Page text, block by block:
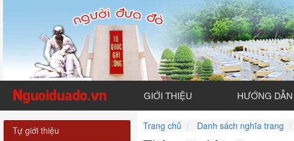
GIỚI THIỆU HƯỚNG DẪN
Trang chủ Danh sách nghĩa trang
Tự giới thiệu